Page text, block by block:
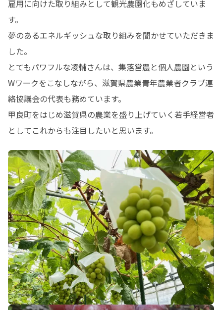
雇用に向けた取り組みとして観光農園化もめざしていま
す。
夢のあるエネルギッシュな取り組みを聞かせていただきま
した。
とてもパワフルな凌輔さんは、集落営農と個人農園という
Wワークをこなしながら、滋賀県農業青年農業者クラブ連
絡協議会の代表も務めています。
甲良町をはじめ滋賀県の農業を盛り上げていく若手経営者
としてこれからも注目したいと思います。